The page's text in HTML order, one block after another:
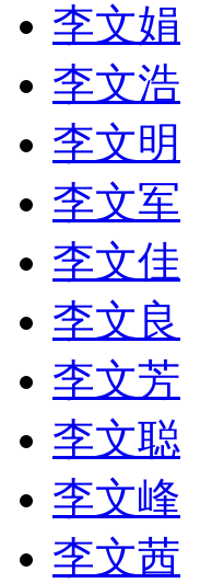
李文娟
李文浩
李文明
李文军
李文佳
李文良
李文芳
李文聪
李文峰
李文茜